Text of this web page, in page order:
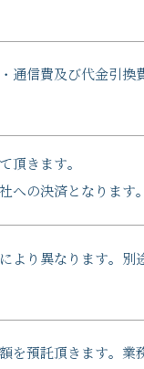
通信費及び代金引
頂きます。
への決済となります
より異なります。
を預託頂きます。